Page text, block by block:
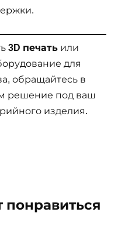
3D печать или
для
обращайтесь в
решение под ваш
изделия.